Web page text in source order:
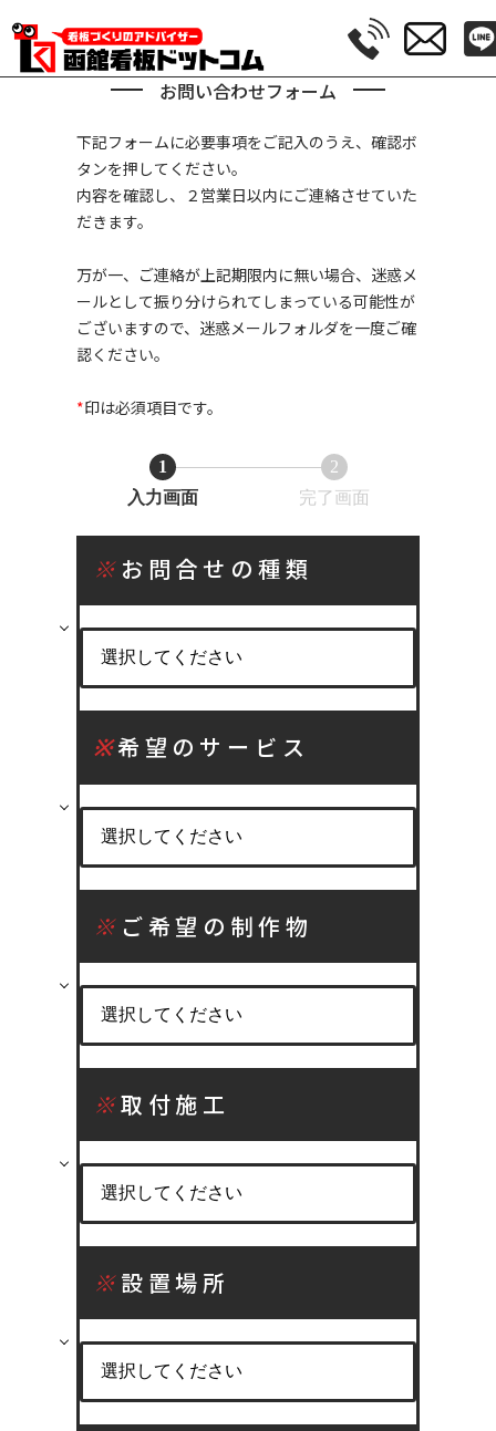
お問い合わせフォーム
下記フォームに必要事項をご記入のうえ、確認ボ
タンを押してください。
内容を確認し、２営業日以内にご連絡させていた
だきます。
万が一、ご連絡が上記期限内に無い場合、迷惑メ
ールとして振り分けられてしまっている可能性が
ございますので、迷惑メールフォルダを一度ご確
認ください。
*印は必須項目です。
1
入力画面現
表
さ
て
画
で
す。
2
完了画面
表
て
で
す。
※ お問合せの種類
※希望のサービス
※ ご希望の制作物
※取付施工
※設置場所